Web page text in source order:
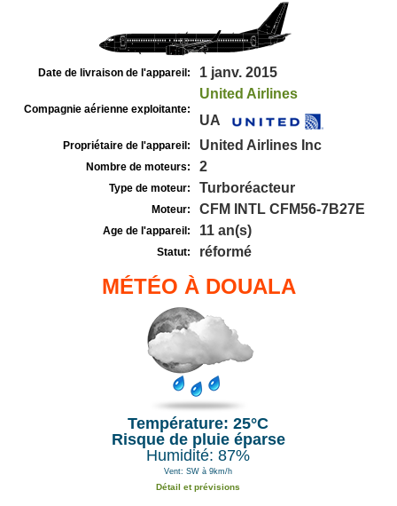
Date de livraison de l'appareil: 1 janv. 2015
Compagnie aérienne exploitante:
United Airlines
UA
Propriétaire de l'appareil: United Airlines Inc
Nombre de moteurs: 2
Type de moteur: Turboréacteur
Moteur: CFM INTL CFM56-7B27E
Age de l'appareil: 11 an(s)
Statut: réformé
MÉTÉO À DOUALA
Température: 25°C
Risque de pluie éparse
Humidité: 87%
Vent: SW à 9km/h
Détail et prévisions